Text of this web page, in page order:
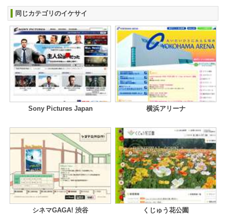
同じカテゴリのイケサイ
Sony Pictures Japan 横浜アリーナ
シネマGAGA! 渋谷 くじゅう花公園